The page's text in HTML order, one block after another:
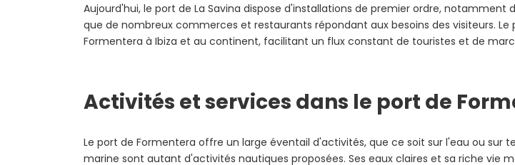
Aujourd'hui, le port de La Savina dispose d'installations de premier ordre,
que de nombreux commerces et restaurants répondant aux besoins des visiteurs.
Formentera à Ibiza et au continent, facilitant un flux constant de touristes et de
Activités et services dans le port de
Le port de Formentera offre un large éventail d'activités, que ce soit sur l'eau ou sur
marine sont autant d'activités nautiques proposées. Ses eaux claires et sa riche vie